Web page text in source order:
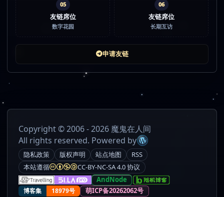
05
友链席位
数字花园
06
友链席位
长期互访
申请友链
Copyright © 2006 - 2026 魔鬼在人间
All rights reserved. Powered by
隐私政策 版权声明 站点地图
RSS
本站遵循
CC-BY-NC-SA 4.0 协议
AndNode
博客集 18979号 萌ICP备20262062号